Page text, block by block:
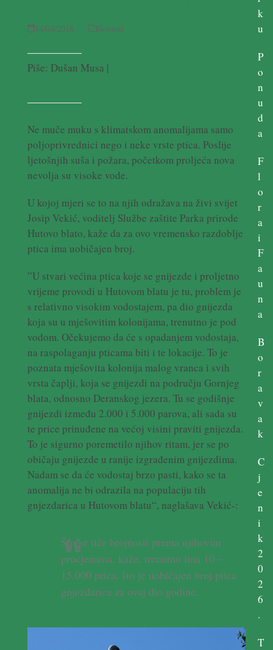
14/04/2018 Novosti
Piše: Dušan Musa |
Ne muče muku s klimatskom anomalijama samo
poljoprivrednici nego i neke vrste ptica. Poslije
ljetošnjih suša i požara, početkom proljeća nova
nevolja su visoke vode.
U kojoj mjeri se to na njih odražava na živi svijet
Josip Vekić, voditelj Službe zaštite Parka prirode
Hutovo blato, kaže da za ovo vremensko razdoblje
ptica ima uobičajen broj.
”U stvari većina ptica koje se gnijezde i proljetno
vrijeme provodi u Hutovom blatu je tu, problem je
s relativno visokim vodostajem, pa dio gnijezda
koja su u mješovitim kolonijama, trenutno je pod
vodom. Očekujemo da će s opadanjem vodostaja,
na raspolaganju pticama biti i te lokacije. To je
poznata mješovita kolonija malog vranca i svih
vrsta čaplji, koja se gnijezdi na području Gornjeg
blata, odnosno Deranskog jezera. Tu se godišnje
gnijezdi između 2.000 i 5.000 parova, ali sada su
te price prinuđene na većoj visini praviti gnijezda.
To je sigurno poremetilo njihov ritam, jer se po
običaju gnijezde u ranije izgrađenim gnijezdima.
Nadam se da će vodostaj brzo pasti, kako se ta
anomalija ne bi odrazila na populaciju tih
gnjezdarica u Hutovom blatu“, naglašava Vekić-:
Što se tiče brojnosti prema njihovim
procjenama, kaže, trenutno ima 10 –
15.000 ptica, što je uobičajen broj ptica
gnjezdarica za ovaj dio godine.
k
u
P
o
n
u
d
a
F
l
o
r
a
i
F
a
u
n
a
B
o
r
a
v
a
k
C
j
e
n
i
k
2
0
2
6
.
T